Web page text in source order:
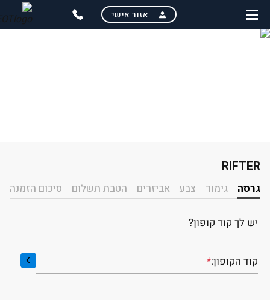
skip
main
אזור אישי
RIFTER
בחירת רמת גימור
גרסה גימור צבע אביזרים הטבת תשלום סיכום הזמנה
יש לך קוד קופון?
קוד הקופון:*